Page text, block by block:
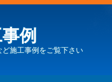
例
施工事例をご覧下さい